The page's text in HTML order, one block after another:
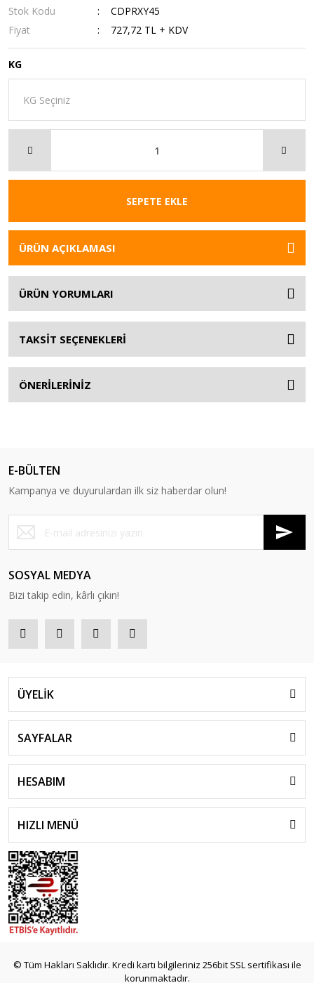
Stok Kodu
CDPRXY45
Fiyat
727,72 TL + KDV
KG
SEPETE EKLE
ÜRÜN AÇIKLAMASI
ÜRÜN YORUMLARI
TAKSİT SEÇENEKLERİ
ÖNERİLERİNİZ
E-BÜLTEN
Kampanya ve duyurulardan ilk siz haberdar olun!
SOSYAL MEDYA
Bizi takip edin, kârlı çıkın!
ÜYELİK
SAYFALAR
HESABIM
HIZLI MENÜ
© Tüm Hakları Saklıdır. Kredi kartı bilgileriniz 256bit SSL sertifikası ile
korunmaktadır.